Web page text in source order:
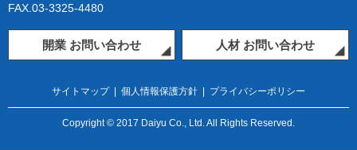
FAX.03-3325-4480
開業 お問い合わせ 人材 お問い合わせ
サイトマップ| 個人情報保護方針 | プライバシーポリシー
Copyright © 2017 Daiyu Co., Ltd. All Rights Reserved.